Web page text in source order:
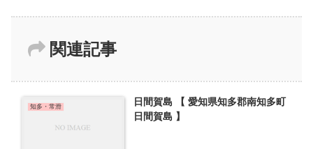
関連記事
知多・常滑
日間賀島 【 愛知県知多郡南知多町
日間賀島 】